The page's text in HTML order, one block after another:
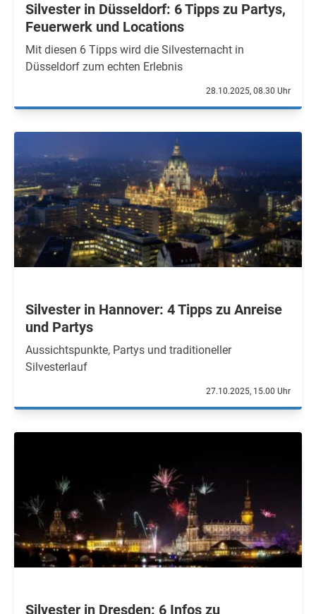
Silvester in Düsseldorf: 6 Tipps zu Partys,
Feuerwerk und Locations
Mit diesen 6 Tipps wird die Silvesternacht in
Düsseldorf zum echten Erlebnis
28.10.2025, 08.30 Uhr
Silvester in Hannover: 4 Tipps zu Anreise
und Partys
Aussichtspunkte, Partys und traditioneller
Silvesterlauf
27.10.2025, 15.00 Uhr
Silvester in Dresden: 6 Infos zu